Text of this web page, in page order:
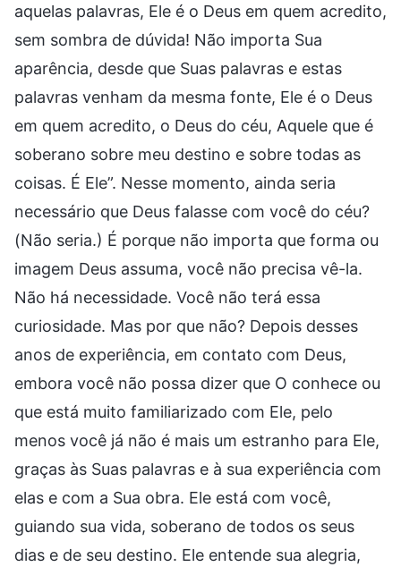
aquelas palavras, Ele é o Deus em quem acredito,
sem sombra de dúvida! Não importa Sua
aparência, desde que Suas palavras e estas
palavras venham da mesma fonte, Ele é o Deus
em quem acredito, o Deus do céu, Aquele que é
soberano sobre meu destino e sobre todas as
coisas. É Ele”. Nesse momento, ainda seria
necessário que Deus falasse com você do céu?
(Não seria.) É porque não importa que forma ou
imagem Deus assuma, você não precisa vê-la.
Não há necessidade. Você não terá essa
curiosidade. Mas por que não? Depois desses
anos de experiência, em contato com Deus,
embora você não possa dizer que O conhece ou
que está muito familiarizado com Ele, pelo
menos você já não é mais um estranho para Ele,
graças às Suas palavras e à sua experiência com
elas e com a Sua obra. Ele está com você,
guiando sua vida, soberano de todos os seus
dias e de seu destino. Ele entende sua alegria,